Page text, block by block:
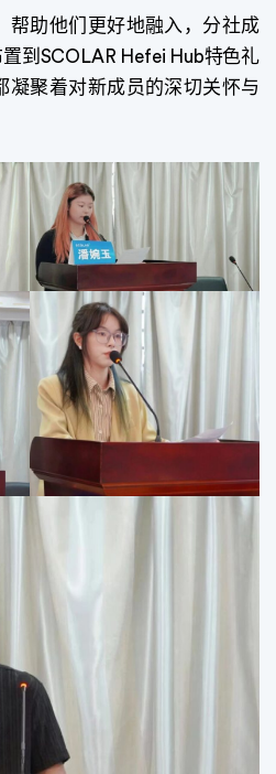
帮助他们更好地融入，分社成
到SCOLAR Hefei Hub特色礼
凝聚着对新成员的深切关怀与